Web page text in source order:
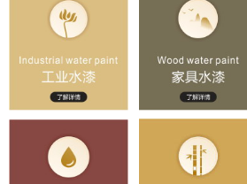
联系我们
京东旗舰店
淘宝店铺